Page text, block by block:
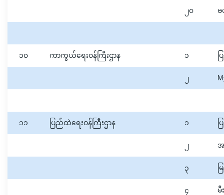
၂၀
၁၀ ကာကွယ်ရေးဝန်ကြီးဌာန ၁
၂
၁၁ ပြည်ထဲရေးဝန်ကြီးဌာန ၁
၂ အ
၃
၄ မီ